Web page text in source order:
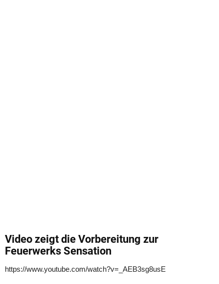
Video zeigt die Vorbereitung zur
Feuerwerks Sensation
https://www.youtube.com/watch?v=_AEB3sg8usE